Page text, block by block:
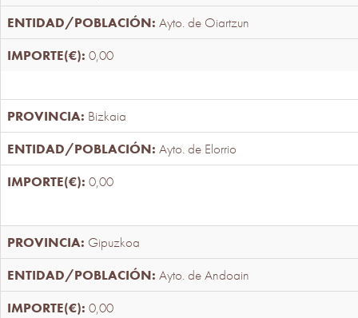
Ayto. de Oiartzun
0,00
Bizkaia
Ayto. de Elorrio
0,00
Gipuzkoa
Ayto. de Andoain
0,00